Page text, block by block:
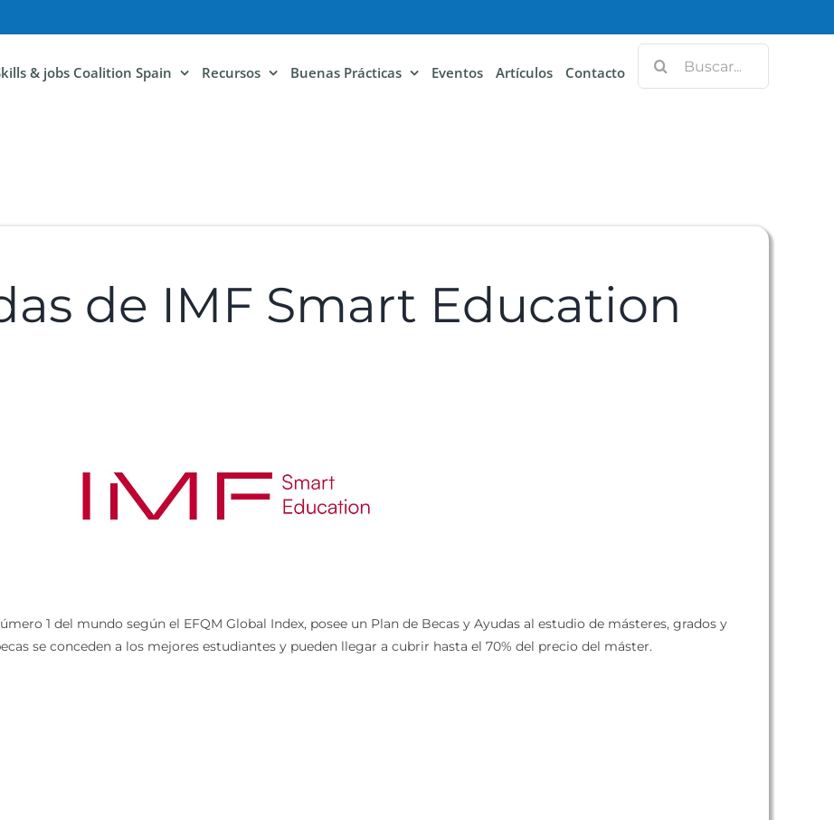
& jobs Coalition Spain Recursos Buenas Prácticas Eventos Artículos Contacto
de IMF Smart Education
1 del mundo según el EFQM Global Index, posee un Plan de Becas y Ayudas al estudio de másteres, grados y
se conceden a los mejores estudiantes y pueden llegar a cubrir hasta el 70% del precio del máster.